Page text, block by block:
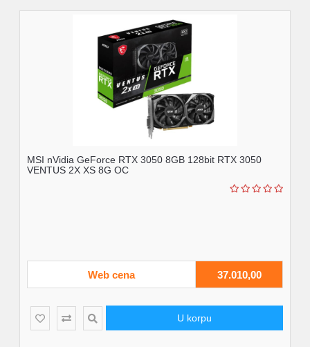
MSI nVidia GeForce RTX 3050 8GB 128bit RTX 3050
VENTUS 2X XS 8G OC
Web cena 37.010,00
U korpu